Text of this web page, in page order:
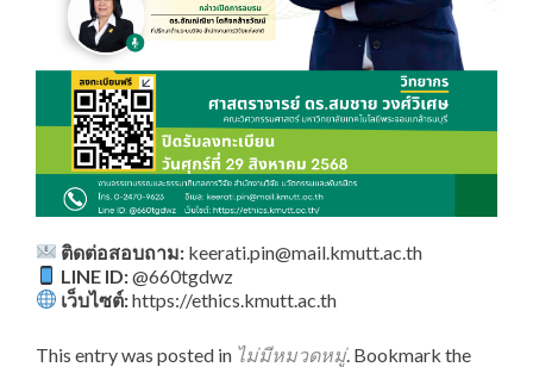
ติดต่อสอบถาม: keerati.pin@mail.kmutt.ac.th
LINE ID:@660tgdwz
เว็บไซต์:https://ethics.kmutt.ac.th
This entry was posted in ไม่มีหมวดหมู่. Bookmark the